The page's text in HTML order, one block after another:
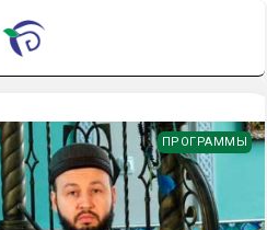
ПРОГРАММЫ